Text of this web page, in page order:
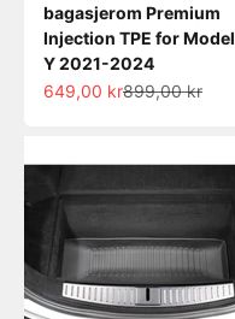
bagasjerom Premium
Injection TPE for Model
Y 2021-2024
Salgspris
649,00 krNormalpris
899,00 kr